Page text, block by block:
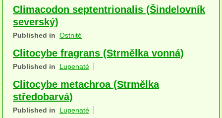
na dřevě
mykorhizni
fungikolní
šišky, plody, květy
koprofilní
Climacodon septentrionalis (Šindelovník
severský)
Published in Ostnité
Clitocybe fragrans (Strmělka vonná)
Published in Lupenaté
Clitocybe metachroa (Strmělka
středobarvá)
Published in Lupenaté